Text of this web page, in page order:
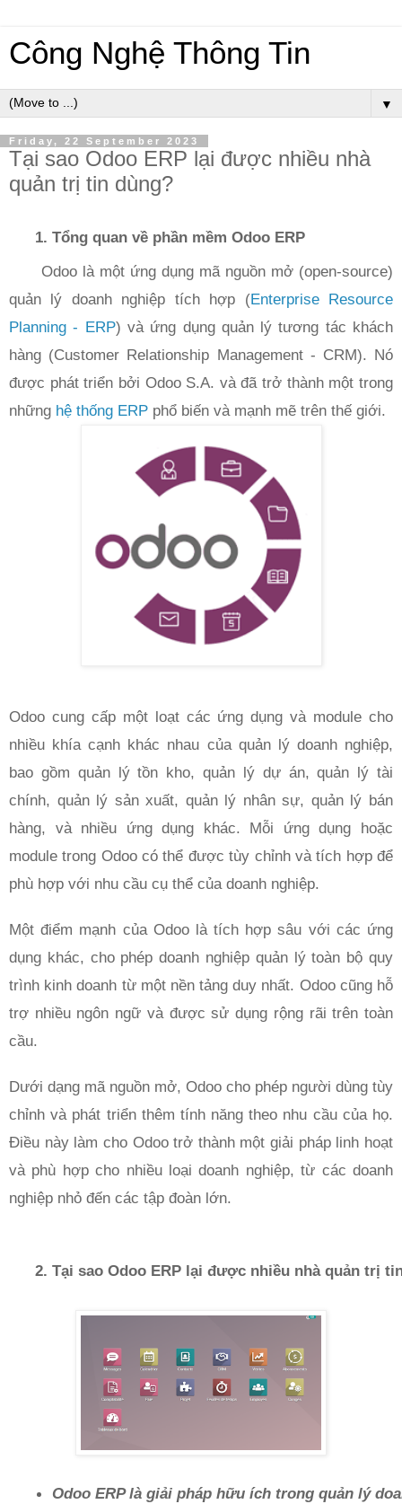
Công Nghệ Thông Tin
▼
Friday, 22 September 2023
Tại sao Odoo ERP lại được nhiều nhà
quản trị tin dùng?
Tổng quan về phần mềm Odoo ERP
Odoo là một ứng dụng mã nguồn mở (open-source)
quản lý doanh nghiệp tích hợp (Enterprise Resource
Planning - ERP) và ứng dụng quản lý tương tác khách
hàng (Customer Relationship Management - CRM). Nó
được phát triển bởi Odoo S.A. và đã trở thành một trong
những hệ thống ERP phổ biến và mạnh mẽ trên thế giới.
Odoo cung cấp một loạt các ứng dụng và module cho
nhiều khía cạnh khác nhau của quản lý doanh nghiệp,
bao gồm quản lý tồn kho, quản lý dự án, quản lý tài
chính, quản lý sản xuất, quản lý nhân sự, quản lý bán
hàng, và nhiều ứng dụng khác. Mỗi ứng dụng hoặc
module trong Odoo có thể được tùy chỉnh và tích hợp để
phù hợp với nhu cầu cụ thể của doanh nghiệp.
Một điểm mạnh của Odoo là tích hợp sâu với các ứng
dụng khác, cho phép doanh nghiệp quản lý toàn bộ quy
trình kinh doanh từ một nền tảng duy nhất. Odoo cũng hỗ
trợ nhiều ngôn ngữ và được sử dụng rộng rãi trên toàn
cầu.
Dưới dạng mã nguồn mở, Odoo cho phép người dùng tùy
chỉnh và phát triển thêm tính năng theo nhu cầu của họ.
Điều này làm cho Odoo trở thành một giải pháp linh hoạt
và phù hợp cho nhiều loại doanh nghiệp, từ các doanh
nghiệp nhỏ đến các tập đoàn lớn.
Tại sao Odoo ERP lại được nhiều nhà quản trị
Odoo ERP là giải pháp hữu ích trong quản lý